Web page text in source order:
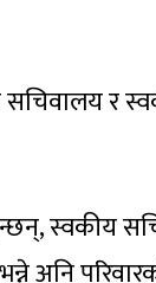
सचिवालय र